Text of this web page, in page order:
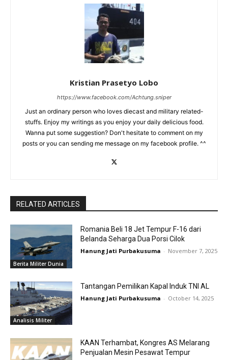
Kristian Prasetyo Lobo
https://www.facebook.com/Achtung.sniper
Just an ordinary person who loves diecast and military related-
stuffs. Enjoy my writings as you enjoy your daily delicious food.
Wanna put some suggestion? Don't hesitate to comment on my
posts or you can sending me message on my facebook profile. ^^
RELATED ARTICLES
Berita Militer Dunia
Romania Beli 18 Jet Tempur F-16 dari
Belanda Seharga Dua Porsi Cilok
Hanung Jati Purbakusuma - November 7, 2025
Analisis Militer
Tantangan Pemilikan Kapal Induk TNI AL
Hanung Jati Purbakusuma - October 14, 2025
KAAN Terhambat, Kongres AS Melarang
Penjualan Mesin Pesawat Tempur